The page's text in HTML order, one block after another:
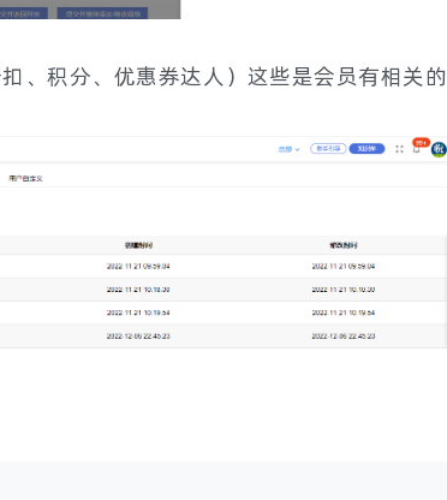
、积分、优惠券达人）这些是会员有相关的